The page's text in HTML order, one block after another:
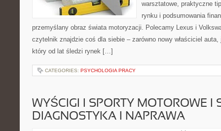
warsztatowe, praktyczne
rynku i podsumowania
przemyślany obraz świata motoryzacji. Polecamy Lexus i
czytelnik znajdzie coś dla siebie – zarówno nowy właściciel
który od lat śledzi rynek […]
CATEGORIES: PSYCHOLOGIA PRACY
WYŚCIGI I SPORTY MOTOROWE I
DIAGNOSTYKA I NAPRAWA